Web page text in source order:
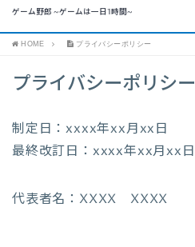
ゲーム野郎 ~ゲームは一日1時間~
HOME プライバシーポリシー
プライバシーポリシー
制定日：xxxx年xx月xx日
最終改訂日：xxxx年xx月xx日
代表者名：XXXX XXXX